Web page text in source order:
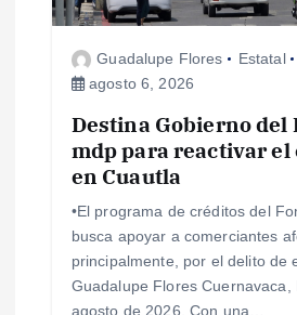
d
Guadalupe Flores
Estatal
agosto 6, 2026
Destina Gobierno del
mdp para reactivar el
en Cuautla
•El programa de créditos del
busca apoyar a comerciantes
principalmente, por el delito de
Guadalupe Flores Cuernavaca,
agosto de 2026. Con una…